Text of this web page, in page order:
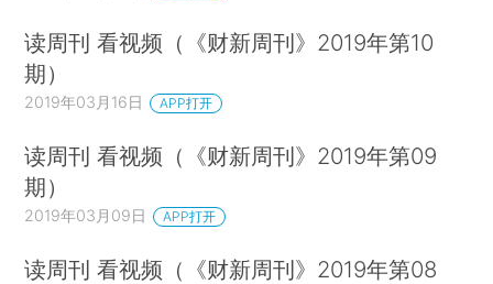
读周刊 看视频（《财新周刊》2019年第10
期）
2019年03月16日 APP打开
读周刊 看视频（《财新周刊》2019年第09
期）
2019年03月09日 APP打开
读周刊 看视频（《财新周刊》2019年第08